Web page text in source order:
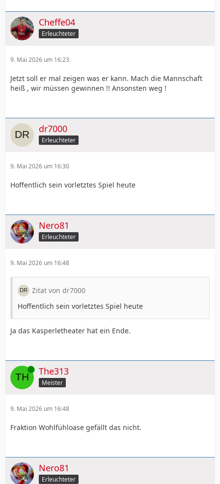
Cheffe04
Erleuchteter
9. Mai 2026 um 16:23
Jetzt soll er mal zeigen was er kann. Mach die Mannschaft
heiß , wir müssen gewinnen !! Ansonsten weg !
dr7000
Erleuchteter
9. Mai 2026 um 16:30
Hoffentlich sein vorletztes Spiel heute
Nero81
Erleuchteter
9. Mai 2026 um 16:48
Zitat von dr7000
Hoffentlich sein vorletztes Spiel heute
Ja das Kasperletheater hat ein Ende.
Online The313
Meister
9. Mai 2026 um 16:48
Fraktion Wohlfühloase gefällt das nicht.
Nero81
Erleuchteter